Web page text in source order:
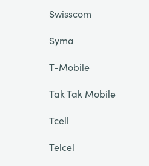
Swisscom
Syma
T-Mobile
Tak Tak Mobile
Tcell
Telcel